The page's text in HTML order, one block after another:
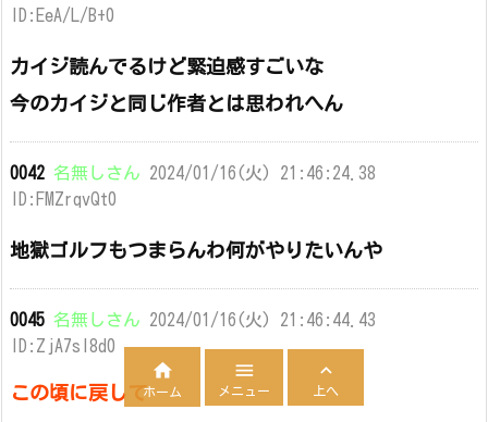
ID:EeA/L/B+0
カイジ読んでるけど緊迫感すごいな
今のカイジと同じ作者とは思われへん
0042 名無しさん 2024/01/16(火) 21:46:24.38
ID:FMZrqvQt0
地獄ゴルフもつまらんわ何がやりたいんや
0045 名無しさん 2024/01/16(火) 21:46:44.43
ID:ZjA7sl8d0
この頃に戻して

ホーム

メニュー

上へ